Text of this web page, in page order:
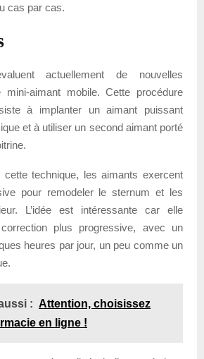
cas par cas.
actuellement de nouvelles
mini-aimant mobile. Cette procédure
à implanter un aimant puissant
et à utiliser un second aimant porté
technique, les aimants exercent
pour remodeler le sternum et les
L’idée est intéressante car elle
plus progressive, avec un
heures par jour, un peu comme un
: Attention, choisissez
en ligne !